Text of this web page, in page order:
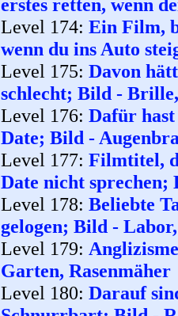
erstes retten, wenn
Level 174: Ein Film,
wenn du ins Auto
Level 175: Davon
schlecht; Bild -
Level 176: Dafür
Date; Bild -
Level 177: Filmtitel,
Date nicht sprechen;
Level 178: Beliebte
gelogen; Bild -
Level 179:
Garten, Rasenmäher
Level 180: Darauf